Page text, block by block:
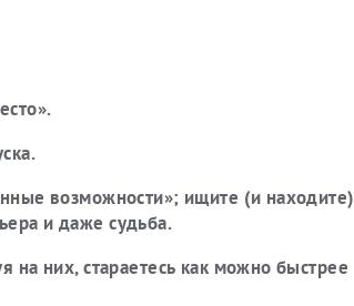
возможности»; ищите (и находите)
и даже судьба.
на них, стараетесь как можно быстрее